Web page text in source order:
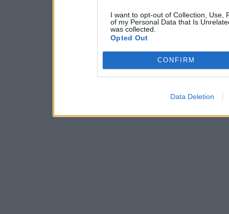
I want to opt-out of Collection, Use,
of my Personal Data that Is
was collected.
Opted Out
CONFIRM
Data Deletion